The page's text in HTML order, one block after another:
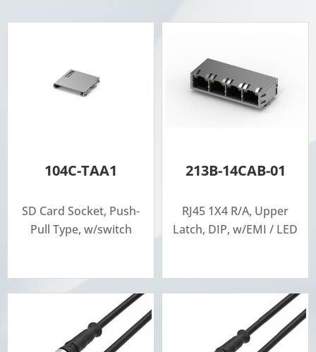
104C-TAA1
SD Card Socket, Push-
Pull Type, w/switch
213B-14CAB-01
RJ45 1X4 R/A, Upper
Latch, DIP, w/EMI / LED